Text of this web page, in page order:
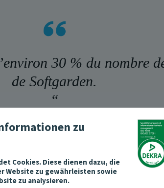
zu
Cookies. Diese dienen dazu, die
Website zu gewährleisten sowie
zu analysieren.
30 % du nombre
de Softgarden.
“
Elisabete Frias Delabarre